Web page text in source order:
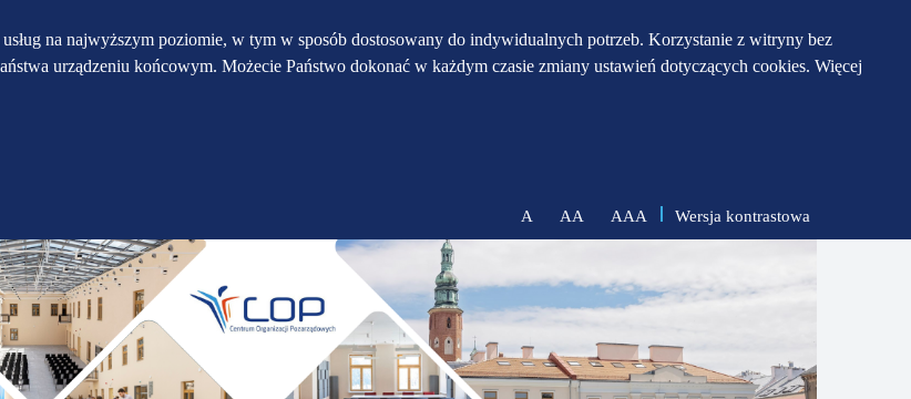
na najwyższym poziomie, w tym w sposób dostosowany do indywidualnych potrzeb. Korzystanie z witryny bez
urządzeniu końcowym. Możecie Państwo dokonać w każdym czasie zmiany ustawień dotyczących cookies. Więcej
Przejdź do głównego
menu
Przejdź do treści
Przejdź do mapy
serwisu
A
zmniejsz
AA
zresetuj
AAA
zwiększ
Wersja kontrastowa